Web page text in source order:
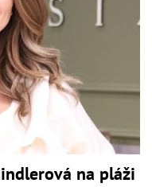
na pláži